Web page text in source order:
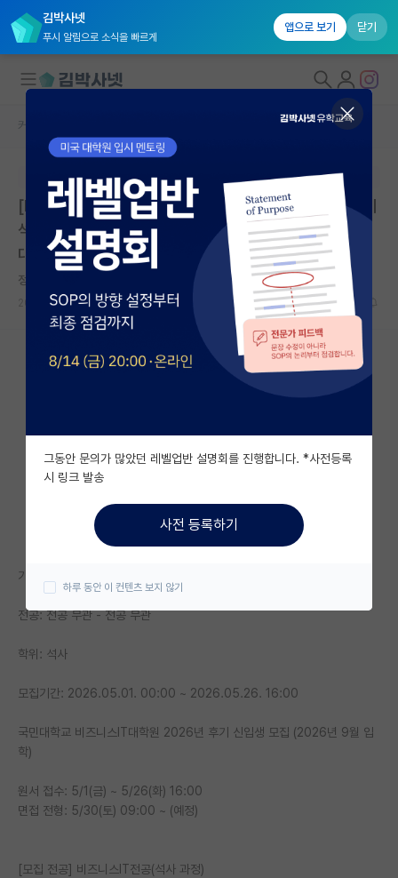
김박사넷
푸시 알림으로 소식을 빠르게
앱으로 보기 닫기
대학원생 모집
국내대학원 정보
연구실&오픈랩
커뮤니티
커뮤니티 홈
전체글보기
베스트 게시판
자유 게시판(아무개랩)
미국 유학 게시판
미국 대학원 합격 후기 게시판
대학원생 모집 게시판
연구실(PI) 홍보 게시판
석박사 채용 정보 게시판
임용 후기 게시판
인문사회 계열 게시판
커뮤니티 홈
본문이 수정되지 않는 박제글입니다.
[BK21] 국민대학교 비즈니스IT대학원 2026학년도 후기
석사과정 신입생 모집 (~5/26) | 국민대학교 비즈니스IT
대학원 | 마감: 2026.05.26. 16:00
정직한 장 폴 사르트르
2026.05.20 0 1037
기관명: 국민대학교 비즈니스IT대학원
전공: 전공 무관 - 전공 무관
학위: 석사
모집기간: 2026.05.01. 00:00 ~ 2026.05.26. 16:00
국민대학교 비즈니스IT대학원 2026년 후기 신입생 모집 (2026년 9월 입
학)
원서 접수: 5/1(금) ~ 5/26(화) 16:00
면접 전형: 5/30(토) 09:00 ~ (예정)
[모집 전공] 비즈니스IT전공(석사 과정)
그동안 문의가 많았던 레벨업반 설명회를 진행합니다. *사전등록
시 링크 발송
사전 등록하기
하루 동안 이 컨텐츠 보지 않기